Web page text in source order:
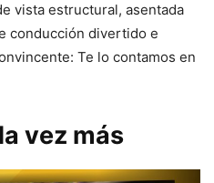
vista estructural, asentada
conducción divertido e
Te lo contamos en
vez más